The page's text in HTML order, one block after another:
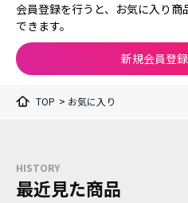
会員登録を行うと、お気に入り
できます。
新規会員登
TOP > お気に入り
HISTORY
最近見た商品